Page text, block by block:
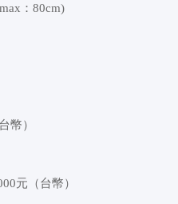
：80cm)
幣）
元（台幣）